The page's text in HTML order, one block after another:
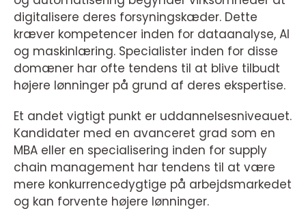
digitalisere deres forsyningskæder. Dette
kræver kompetencer inden for dataanalyse, AI
og maskinlæring. Specialister inden for disse
domæner har ofte tendens til at blive tilbudt
højere lønninger på grund af deres ekspertise.
Et andet vigtigt punkt er uddannelsesniveauet.
Kandidater med en avanceret grad som en
MBA eller en specialisering inden for supply
chain management har tendens til at være
mere konkurrencedygtige på arbejdsmarkedet
og kan forvente højere lønninger.